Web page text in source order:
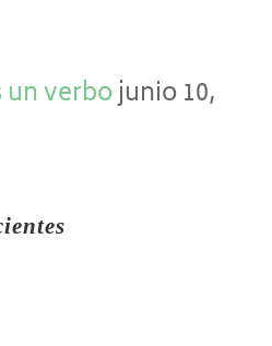
un verbojunio 10,